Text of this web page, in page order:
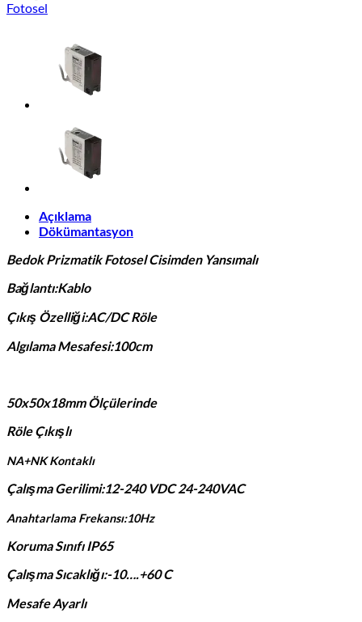
Fotosel
Açıklama
Dökümantasyon
Bedok Prizmatik Fotosel Cisimden Yansımalı
Bağlantı:Kablo
Çıkış Özelliği:AC/DC Röle
Algılama Mesafesi:100cm
50x50x18mm Ölçülerinde
Röle Çıkışlı
NA+NK Kontaklı
Çalışma Gerilimi:12-240 VDC 24-240VAC
Anahtarlama Frekansı:10Hz
Koruma Sınıfı IP65
Çalışma Sıcaklığı:-10….+60 C
Mesafe Ayarlı